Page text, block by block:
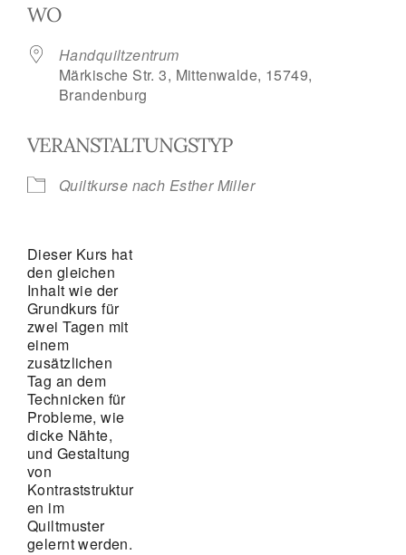
WO
Handquiltzentrum
Märkische Str. 3, Mittenwalde, 15749,
Brandenburg
VERANSTALTUNGSTYP
Quiltkurse nach Esther Miller
Dieser Kurs hat
den gleichen
Inhalt wie der
Grundkurs für
zwei Tagen mit
einem
zusätzlichen
Tag an dem
Technicken für
Probleme, wie
dicke Nähte,
und Gestaltung
von
Kontraststruktur
en im
Quiltmuster
gelernt werden.